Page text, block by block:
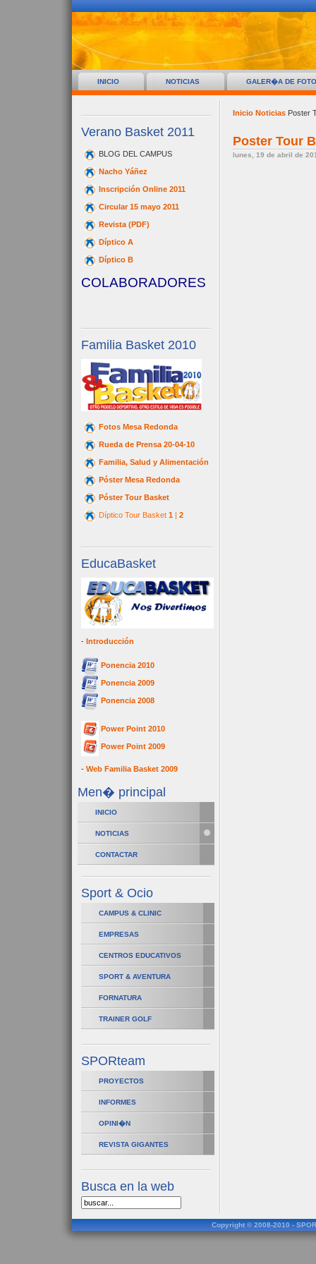
INICIO NOTICIAS GALER�A DE
Verano Basket 2011
BLOG DEL CAMPUS
Nacho Yáñez
Inscripción Online 2011
Circular 15 mayo 2011
Revista (PDF)
Díptico A
Díptico B
COLABORADORES
Familia Basket 2010
Fotos Mesa Redonda
Rueda de Prensa 20-04-10
Familia, Salud y Alimentación
Póster Mesa Redonda
Póster Tour Basket
Díptico Tour Basket 1 2
EducaBasket
- Introducción
Ponencia 2010
Ponencia 2009
Ponencia 2008
Power Point 2010
Power Point 2009
- Web Familia Basket 2009
Men� principal
INICIO
NOTICIAS
CONTACTAR
Sport & Ocio
CAMPUS & CLINIC
EMPRESAS
CENTROS EDUCATIVOS
SPORT & AVENTURA
FORNATURA
TRAINER GOLF
SPORteam
PROYECTOS
INFORMES
OPINI�N
REVISTA GIGANTES
Busca en la web
Inicio Noticias Poster
Poster Tour
lunes, 19 de abril de
Copyright © 2008-2010 -